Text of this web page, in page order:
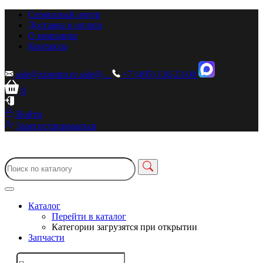
Сервисный центр
Доставка и оплата
О компании
Контакты
sale@zionstm.ru sale@...
+7 (495) 136-23-00
0
Войти
Зарегистрироваться
Каталог
Перейти в каталог
Категории загрузятся при открытии
Запчасти